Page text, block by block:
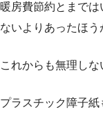
暖房費節約とまで
ないよりあったほう
これからも無理しな
プラスチック障子紙